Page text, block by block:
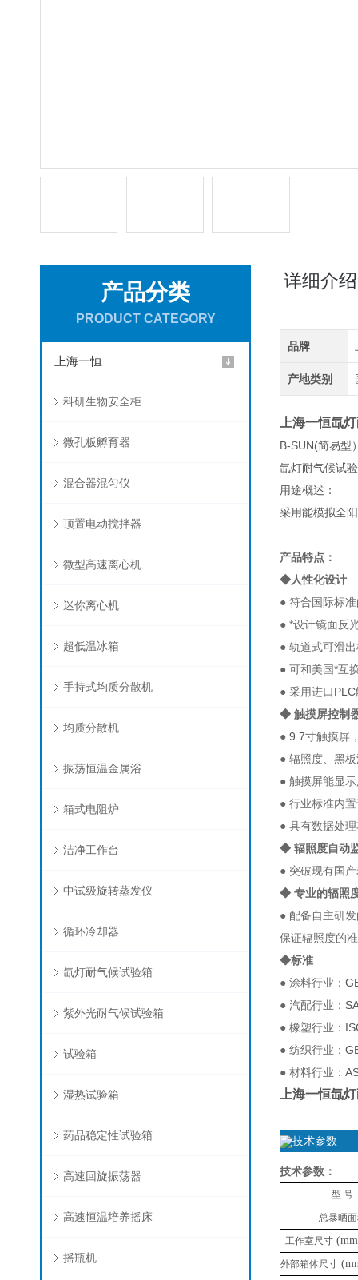
产品分类
PRODUCT CATEGORY
上海一恒
科研生物安全柜
微孔板孵育器
混合器混匀仪
顶置电动搅拌器
微型高速离心机
迷你离心机
超低温冰箱
手持式均质分散机
均质分散机
振荡恒温金属浴
箱式电阻炉
洁净工作台
中试级旋转蒸发仪
循环冷却器
氙灯耐气候试验箱
紫外光耐气候试验箱
试验箱
湿热试验箱
药品稳定性试验箱
高速回旋振荡器
高速恒温培养摇床
摇瓶机
详细介绍
品牌
产地类别
上海一恒氙
B-SUN(简易型
氙灯耐气候试
用途概述：
采用能模拟全
产品特点：
◆人性化设计
● 符合国际标
● *设计镜面反
● 轨道式可滑
● 可和美国*互
● 采用进口PLC
◆ 触摸屏控制
● 9.7寸触摸屏
● 辐照度、黑
● 触摸屏能显
● 行业标准内
● 具有数据处
◆ 辐照度自动
● 突破现有国
◆ 专业的辐照
● 配备自主研
保证辐照度的
◆标准
● 涂料行业：
● 汽配行业：
● 橡塑行业：
● 纺织行业：
● 材料行业：
上海一恒氙
技术参数
技术参数：
型 号
总暴晒
工作室尺寸
外部箱体尺寸